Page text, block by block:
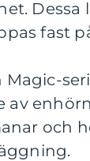
Dessa
fast
Magic-
av
och